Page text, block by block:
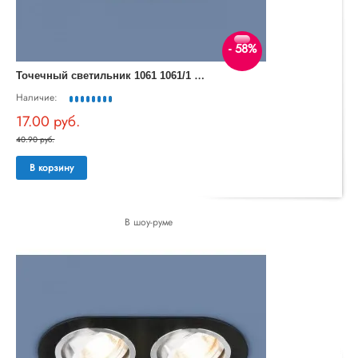
- 58%
Т
очечный светильник 1061 1061/1 MR16 WH белый
Наличие:
17.00 руб.
40.90 руб.
В корзину
В шоу-руме